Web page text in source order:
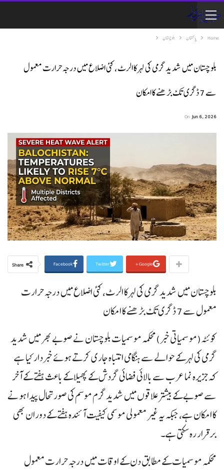
Home پاکستان بلوچستان
بلوچستان میں شدید گرمی کی لہر کا الرٹ، کئی اضلاع میں درجہ حرارت معمول
سے 7 ڈگری تک بڑھنے کا امکان
On Jun 6, 2026
Share Facebook Twitter Google+
بلوچستان میں شدید گرمی کی لہر کا الرٹ، کئی اضلاع میں درجہ حرارت
معمول سے 7 ڈگری تک بڑھنے کا امکان
کوئٹہ(موسمیاتی خبر)محکمہ موسمیات بلوچستان نے صوبے بھر میں شدید
گرمی کی لہر کے حوالے سے ہنگامی انتباہ جاری کرتے ہوئے خبردار کیا ہے
کہ جزیرہ نما عرب سے بالائی فضائی گردش کے پھیلا کے باعث ہفتے کے آخر
سے صوبے کے بیشتر علاقوں میں شدید گرم موسم کی صورتحال پیدا ہونے
کا امکان ہے، جبکہ یہ غیر معمولی موسمی کیفیت آئندہ ہفتے کے دوران بھی
برقرار رہ سکتی ہے۔
محکمہ موسمیات کے مطابق دن کے اوقات میں درجہ حرارت معمول